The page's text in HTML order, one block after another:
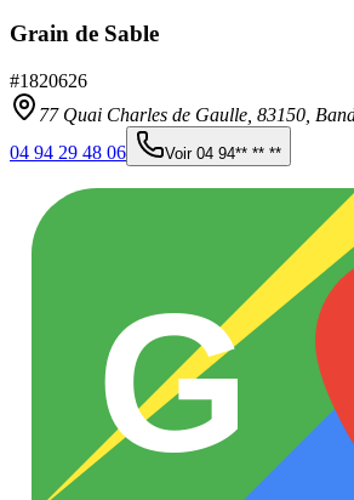
Grain de Sable
#1820626
77 Quai Charles de Gaulle, 83150
04 94 29 48 06
Voir 04 94** ** **
G